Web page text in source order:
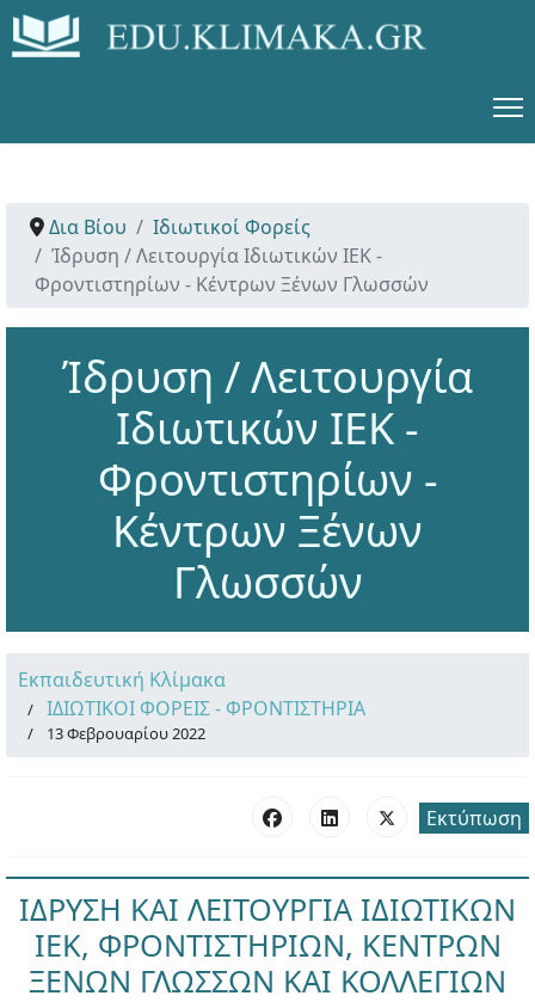
Δια Βίου
Ιδιωτικοί Φορείς
Ίδρυση / Λειτουργία Ιδιωτικών ΙΕΚ -
Φροντιστηρίων - Κέντρων Ξένων Γλωσσών
Ίδρυση / Λειτουργία
Ιδιωτικών ΙΕΚ -
Φροντιστηρίων -
Κέντρων Ξένων
Γλωσσών
Εκπαιδευτική Κλίμακα
ΙΔΙΩΤΙΚΟΙ ΦΟΡΕΙΣ - ΦΡΟΝΤΙΣΤΗΡΙΑ
13 Φεβρουαρίου 2022
Εκτύπωση
ΙΔΡΥΣΗ ΚΑΙ ΛΕΙΤΟΥΡΓΙΑ ΙΔΙΩΤΙΚΩΝ
ΙΕΚ, ΦΡΟΝΤΙΣΤΗΡΙΩΝ, ΚΕΝΤΡΩΝ
ΞΕΝΩΝ ΓΛΩΣΣΩΝ ΚΑΙ ΚΟΛΛΕΓΙΩΝ